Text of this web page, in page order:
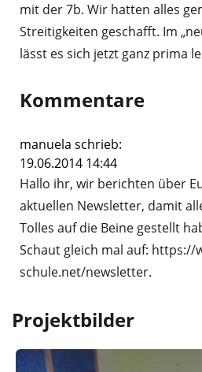
mit der 7b. Wir hatten alles
Streitigkeiten geschafft. Im
lässt es sich jetzt ganz prima
Kommentare
manuela schrieb:
19.06.2014 14:44
Hallo ihr, wir berichten über
aktuellen Newsletter, damit
Tolles auf die Beine gestellt
Schaut gleich mal auf: https://
schule.net/newsletter.
Projektbilder